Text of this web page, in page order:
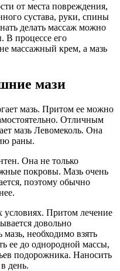
от места повреждения,
сустава, руки, спины
делать массаж можно
В процессе его
массажный крем, а мазь
мази
мазь. Притом ее можно
Отличным
мазь Левомеколь. Она
раны.
Она не только
покровы. Мазь очень
поэтому обычно
Притом лечение
довольно
необходимо взять
ее до однородной массы,
подорожника. Наносить
день.